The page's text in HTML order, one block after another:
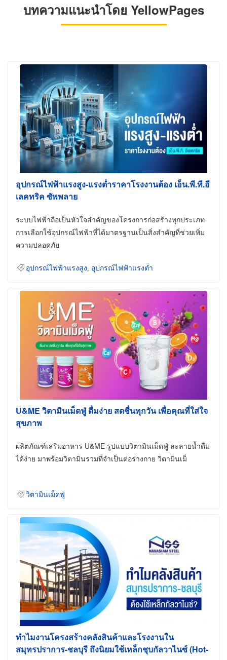
บทความแนะนำโดย YellowPages
อุปกรณ์ไฟฟ้าแรงสูง-แรงต่ำราคาโรงงานต้อง เอ็น.พี.ที.อี
เลคทริค ซัพพลาย
ระบบไฟฟ้าถือเป็นหัวใจสำคัญของโครงการก่อสร้างทุกประเภท
การเลือกใช้อุปกรณ์ไฟฟ้าที่ได้มาตรฐานเป็นสิ่งสำคัญที่ช่วยเพิ่ม
ความปลอดภัย
อุปกรณ์ไฟฟ้าแรงสูง อุปกรณ์ไฟฟ้าแรงต่ำ
U&ME วิตามินเม็ดฟู่ ดื่มง่าย สดชื่นทุกวัน เพื่อคุณที่ใส่ใจ
สุขภาพ
ผลิตภัณฑ์เสริมอาหาร U&ME รูปแบบวิตามินเม็ดฟู่ ละลายน้ำดื่ม
ได้ง่าย มาพร้อมวิตามินรวมที่จำเป็นต่อร่างกาย วิตามินเม็
วิตามินเม็ดฟู่
ทำไมงานโครงสร้างคลังสินค้าและโรงงานใน
สมุทรปราการ-ชลบุรี ถึงนิยมใช้เหล็กชุบกัลวาไนซ์ (Hot-